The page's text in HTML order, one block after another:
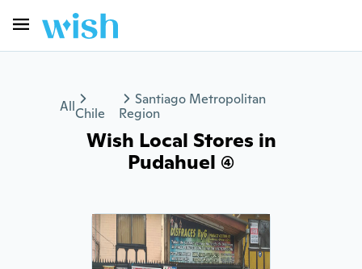
AllChile
Santiago Metropolitan
Region
Wish Local Stores in
Pudahuel (4)